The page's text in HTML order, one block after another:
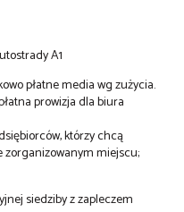
A1
płatne media wg zużycia.
prowizja dla biura
którzy chcą
zorganizowanym miejscu;
siedziby z zapleczem